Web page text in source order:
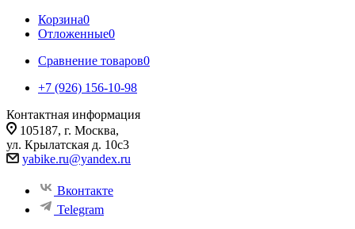
Корзина0
Отложенные0
Сравнение товаров0
+7 (926) 156-10-98
Контактная информация
105187, г. Москва,
ул. Крылатская д. 10с3
yabike.ru@yandex.ru
Вконтакте
Telegram